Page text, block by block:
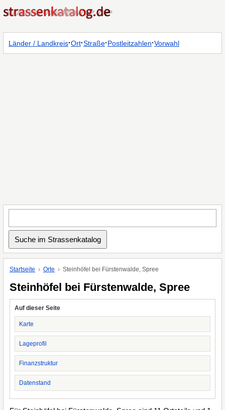
Länder / Landkreis·Ort·Straße·Postleitzahlen·Vorwahl
Startseite Orte Steinhöfel bei Fürstenwalde, Spree
Steinhöfel bei Fürstenwalde, Spree
Auf dieser Seite
Karte
Lageprofil
Finanzstruktur
Datenstand